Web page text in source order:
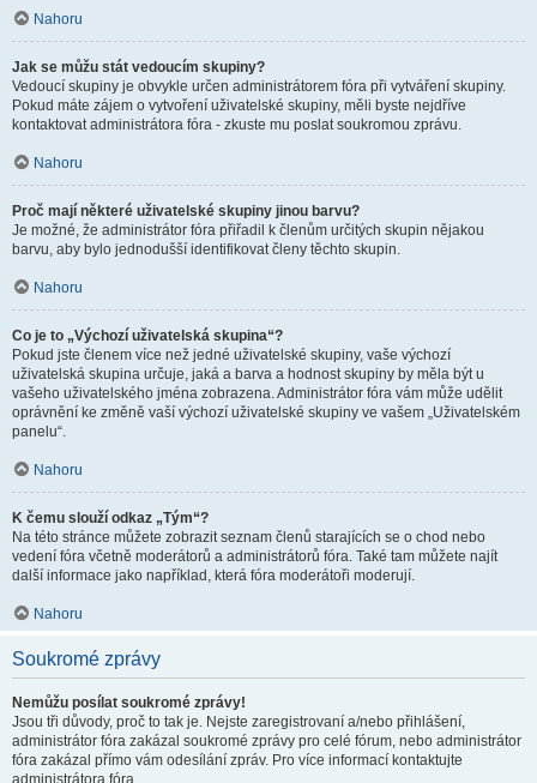
Nahoru
Jak se můžu stát vedoucím skupiny?
Vedoucí skupiny je obvykle určen administrátorem fóra při vytváření skupiny.
Pokud máte zájem o vytvoření uživatelské skupiny, měli byste nejdříve
kontaktovat administrátora fóra - zkuste mu poslat soukromou zprávu.
Nahoru
Proč mají některé uživatelské skupiny jinou barvu?
Je možné, že administrátor fóra přiřadil k členům určitých skupin nějakou
barvu, aby bylo jednodušší identifikovat členy těchto skupin.
Nahoru
Co je to „Výchozí uživatelská skupina“?
Pokud jste členem více než jedné uživatelské skupiny, vaše výchozí
uživatelská skupina určuje, jaká a barva a hodnost skupiny by měla být u
vašeho uživatelského jména zobrazena. Administrátor fóra vám může udělit
oprávnění ke změně vaší výchozí uživatelské skupiny ve vašem „Uživatelském
panelu“.
Nahoru
K čemu slouží odkaz „Tým“?
Na této stránce můžete zobrazit seznam členů starajících se o chod nebo
vedení fóra včetně moderátorů a administrátorů fóra. Také tam můžete najít
další informace jako například, která fóra moderátoři moderují.
Nahoru
Soukromé zprávy
Nemůžu posílat soukromé zprávy!
Jsou tři důvody, proč to tak je. Nejste zaregistrovaní a/nebo přihlášení,
administrátor fóra zakázal soukromé zprávy pro celé fórum, nebo administrátor
fóra zakázal přímo vám odesílání zpráv. Pro více informací kontaktujte
administrátora fóra.